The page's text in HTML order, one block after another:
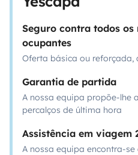
Seguro contra todos os
ocupantes
Oferta básica ou reforçada,
Garantia de partida
A nossa equipa propõe-lhe
percalços de última hora
Assistência em viagem
A nossa equipa encontra-